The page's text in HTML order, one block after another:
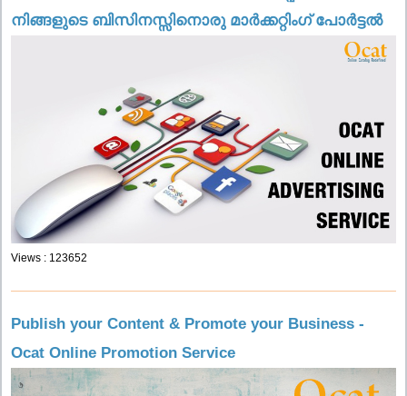
നിങ്ങളുടെ ബിസിനസ്സിനൊരു മാർക്കറ്റിംഗ് പോർട്ടൽ
Views : 123652
Publish your Content & Promote your Business -
Ocat Online Promotion Service